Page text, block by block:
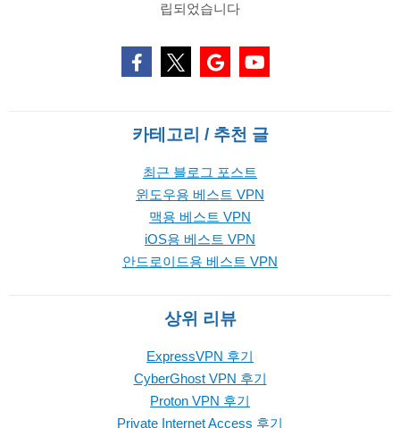
립되었습니다
카테고리 / 추천 글
최근 블로그 포스트
윈도우용 베스트 VPN
맥용 베스트 VPN
iOS용 베스트 VPN
안드로이드용 베스트 VPN
상위 리뷰
ExpressVPN 후기
CyberGhost VPN 후기
Proton VPN 후기
Private Internet Access 후기